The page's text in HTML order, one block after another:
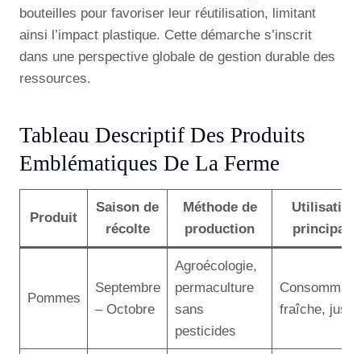
bouteilles pour favoriser leur réutilisation, limitant
ainsi l’impact plastique. Cette démarche s’inscrit
dans une perspective globale de gestion durable des
ressources.
Tableau Descriptif Des Produits
Emblématiques De La Ferme
Produit
Saison de
récolte
Méthode de
production
Utilisation
principale
Pommes
Septembre
– Octobre
Agroécologie,
permaculture
sans
pesticides
fraîche, jus